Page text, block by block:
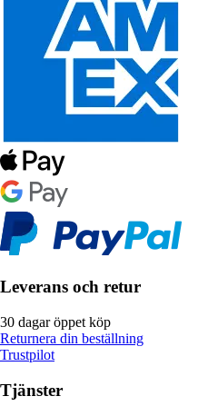
Leverans och retur
30 dagar öppet köp
Returnera din beställning
Trustpilot
Tjänster